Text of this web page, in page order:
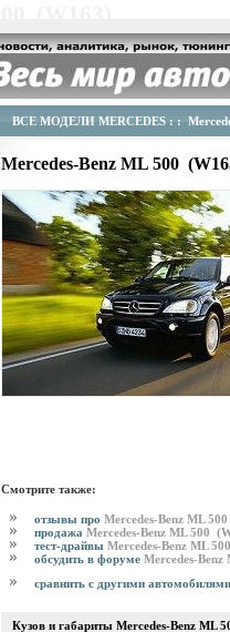
ВСЕ МОДЕЛИ MERCEDES : :
Mercedes-Benz ML 500
Смотрите также:
отзывы про Mercedes-Benz ML
продажа Mercedes-Benz ML 500
тест-драйвы Mercedes-Benz ML
обсудить в форуме Mercedes-
сравнить с другими автомобилями
Кузов и габариты Mercedes-Benz ML